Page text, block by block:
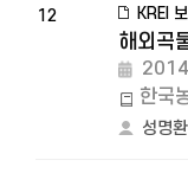
12 KREI
해외곡
한국
성명환